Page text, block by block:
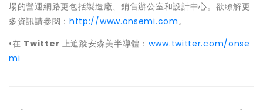
場的營運網路更包括製造廠、銷售辦公室和設計中心。欲瞭解更
多資訊請參閱： http://www.onsemi.com。
•在 Twitter 上追蹤安森美半導體： www.twitter.com/onse
mi